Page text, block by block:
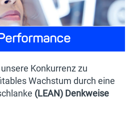
Konkurrenz zu
Wachstum durch eine
(LEAN) Denkweise